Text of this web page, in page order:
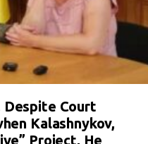
Despite Court
Kalashnykov,
Project, He